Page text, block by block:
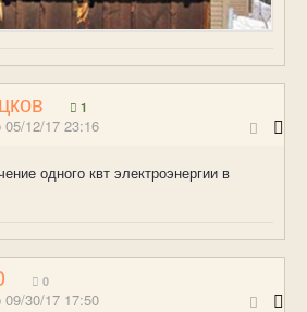
1
05/12/17 23:16
одного квт электроэнергии в
0
09/30/17 17:50